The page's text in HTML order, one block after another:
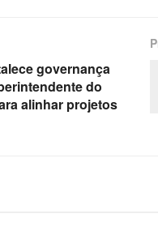
governança
do
alinhar projetos